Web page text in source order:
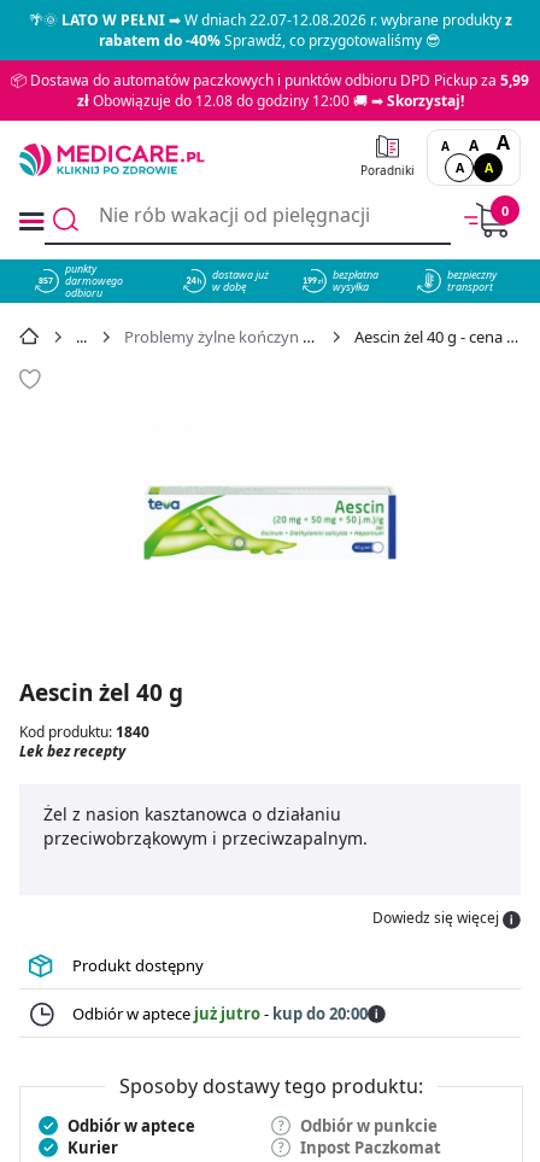
🌴🌞LATO W PEŁNI➡ W dniach 22.07-12.08.2026 r. wybrane produktyz
rabatem do -40%Sprawdź, co przygotowaliśmy 😎
📦 Dostawa do automatów paczkowych i punktów odbioru DPD Pickup za 5,99
złObowiązuje do 12.08 do godziny 12:00 🚚 ➡Skorzystaj!
Poradniki
A A A
A A
0
857
punkty
darmowego
odbioru
dostawa już
w dobę
bezpłatna
wysyłka
bezpieczny
transport
Problemy żylne kończyn dolnych Aescin żel 40 g - cena 31,09 zł
Aescin żel 40 g
Kod produktu: 1840
Lek bez recepty
Żel z nasion kasztanowca o działaniu
przeciwobrząkowym i przeciwzapalnym.
Dowiedz się więcej
Produkt dostępny
Odbiór w aptece już jutro- kup do 20:00
Sposoby dostawy tego produktu:
Odbiór w aptece
Odbiór w punkcie
Kurier
Inpost Paczkomat